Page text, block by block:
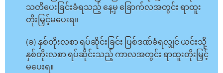
သတိပေးခြင်းခံရသည့် နေ့မှ ခြောက်လအတွင်း ရာထူး
တိုးမြှင့်မပေးရ။
(ခ) နှစ်တိုးလစာ ရပ်ဆိုင်းခြင်း ပြစ်ဒဏ်ခံရလျှင် ယင်းသို့
နှစ်တိုးလစာ ရပ်ဆိုင်းသည့် ကာလအတွင်း ရာထူးတိုးမြှင့်
မပေးရ။